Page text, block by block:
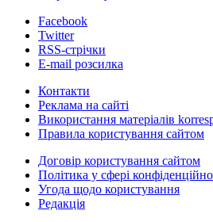
Facebook
Twitter
RSS-стрічки
E-mail розсилка
Контакти
Реклама на сайті
Використання матеріалів
Правила користування сайтом
Договір користування сайтом
Політика у сфері
Угода щодо користування
Редакція